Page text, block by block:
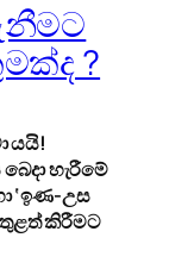
?
යයි!
හැරීමේ
‘ඉණ-උස
කිරීමට